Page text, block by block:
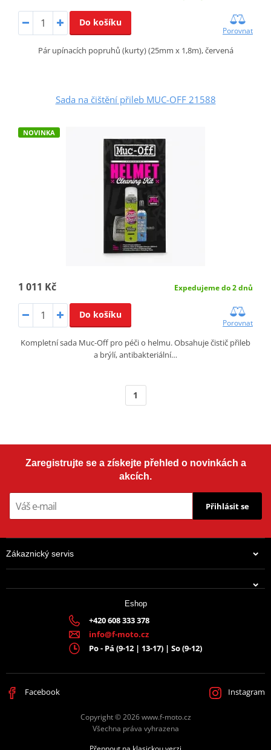
Do košíku
Porovnat
Pár upínacích popruhů (kurty) (25mm x 1,8m), červená
Sada na čištění přileb MUC-OFF 21588
NOVINKA
1 011 Kč Expedujeme do 2 dnů
Do košíku
Porovnat
Kompletní sada Muc-Off pro péči o helmu. Obsahuje čistič přileb
a brýlí, antibakteriální…
1
Zaregistrujte se a získejte přehled o novinkách a
akcích.
Přihlásit se
Zákaznický servis
Eshop
+420 608 333 378
info@f-moto.cz
Po - Pá (9-12 | 13-17) | So (9-12)
Facebook Instagram
Copyright © 2026 www.f-moto.cz
Všechna práva vyhrazena